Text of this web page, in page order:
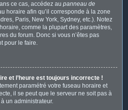
ce cas, accédez au panneau de
horaire afin qu’il corresponde à la zone
Paris, New York, Sydney, etc.). Notez
comme la plupart des paramètres,
du forum. Donc si vous n’êtes pas
pour le faire.
et l’heure est toujours incorrecte !
paramétré votre fuseau horaire et
il se peut que le serveur ne soit pas à
un administrateur.